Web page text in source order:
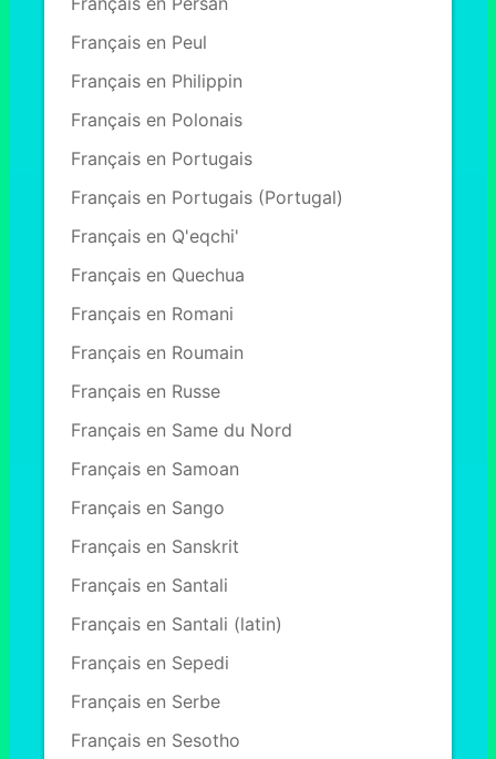
Français en Peul
Français en Philippin
Français en Polonais
Français en Portugais
Français en Portugais (Portugal)
Français en Q'eqchi'
Français en Quechua
Français en Romani
Français en Roumain
Français en Russe
Français en Same du Nord
Français en Samoan
Français en Sango
Français en Sanskrit
Français en Santali
Français en Santali (latin)
Français en Sepedi
Français en Serbe
Français en Sesotho